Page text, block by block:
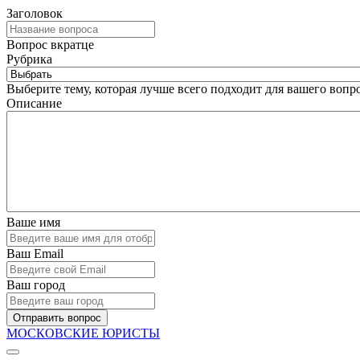
Заголовок
Вопрос вкратце
Рубрика
Выберите тему, которая лучше всего подходит для вашего
Описание
Ваше имя
Ваш Email
Ваш город
Отправить вопрос
МОСКОВСКИЕ ЮРИСТЫ